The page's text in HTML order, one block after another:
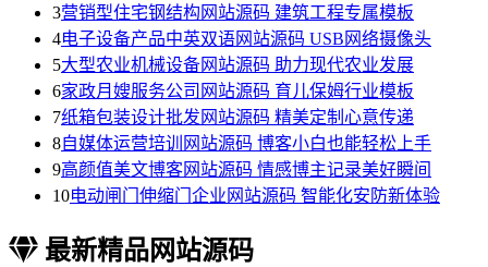
3营销型住宅钢结构网站源码 建筑工程专属模板
4电子设备产品中英双语网站源码 USB网络摄像头
5大型农业机械设备网站源码 助力现代农业发展
6家政月嫂服务公司网站源码 育儿保姆行业模板
7纸箱包装设计批发网站源码 精美定制心意传递
8自媒体运营培训网站源码 博客小白也能轻松上手
9高颜值美文博客网站源码 情感博主记录美好瞬间
10电动闸门伸缩门企业网站源码 智能化安防新体验
最新精品网站源码